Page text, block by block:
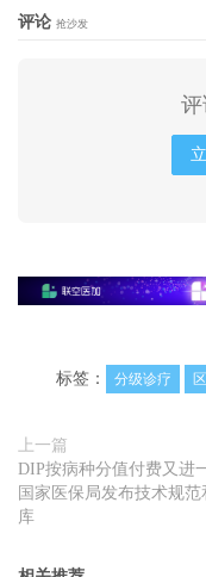
评论 抢沙发
评
标签： 分级诊疗
上一篇
DIP按病种分值付费又进
国家医保局发布技术规范
库